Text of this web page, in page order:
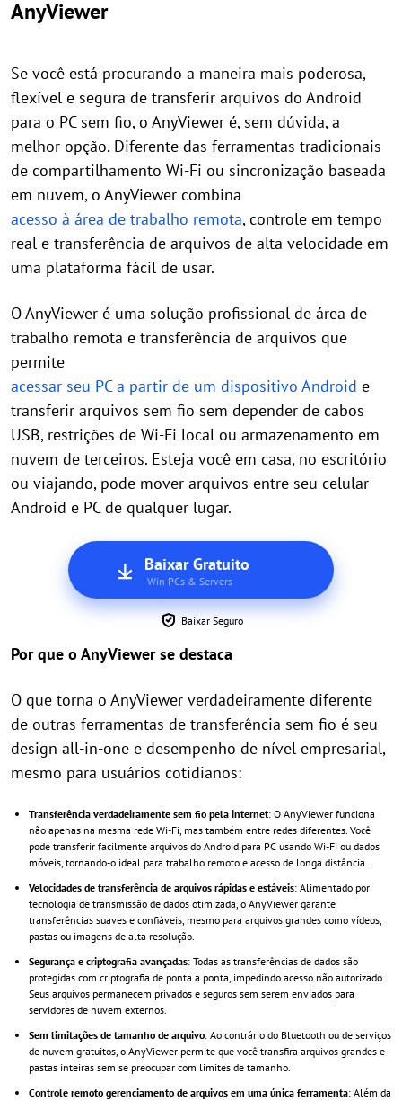
AnyViewer
Se você está procurando a maneira mais poderosa,
flexível e segura de transferir arquivos do Android
para o PC sem fio, o AnyViewer é, sem dúvida, a
melhor opção. Diferente das ferramentas tradicionais
de compartilhamento Wi-Fi ou sincronização baseada
em nuvem, o AnyViewer combina
acesso à área de trabalho remota, controle em tempo
real e transferência de arquivos de alta velocidade em
uma plataforma fácil de usar.
O AnyViewer é uma solução profissional de área de
trabalho remota e transferência de arquivos que
permite
acessar seu PC a partir de um dispositivo Android e
transferir arquivos sem fio sem depender de cabos
USB, restrições de Wi-Fi local ou armazenamento em
nuvem de terceiros. Esteja você em casa, no escritório
ou viajando, pode mover arquivos entre seu celular
Android e PC de qualquer lugar.
Baixar Gratuito
Win PCs & Servers
Baixar Seguro
Por que o AnyViewer se destaca
O que torna o AnyViewer verdadeiramente diferente
de outras ferramentas de transferência sem fio é seu
design all-in-one e desempenho de nível empresarial,
mesmo para usuários cotidianos:
Transferência verdadeiramente sem fio pela internet: O AnyViewer funciona
não apenas na mesma rede Wi-Fi, mas também entre redes diferentes. Você
pode transferir facilmente arquivos do Android para PC usando Wi-Fi ou dados
móveis, tornando-o ideal para trabalho remoto e acesso de longa distância.
Velocidades de transferência de arquivos rápidas e estáveis: Alimentado por
tecnologia de transmissão de dados otimizada, o AnyViewer garante
transferências suaves e confiáveis, mesmo para arquivos grandes como vídeos,
pastas ou imagens de alta resolução.
Segurança e criptografia avançadas: Todas as transferências de dados são
protegidas com criptografia de ponta a ponta, impedindo acesso não autorizado.
Seus arquivos permanecem privados e seguros sem serem enviados para
servidores de nuvem externos.
Sem limitações de tamanho de arquivo: Ao contrário do Bluetooth ou de serviços
de nuvem gratuitos, o AnyViewer permite que você transfira arquivos grandes e
pastas inteiras sem se preocupar com limites de tamanho.
Controle remoto gerenciamento de arquivos em uma única ferramenta: Além da